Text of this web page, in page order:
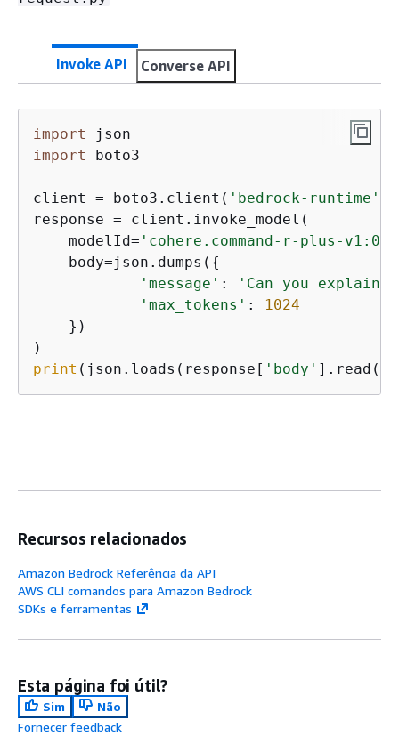
Invoke API Converse API
import
import
boto3
client = boto3.client( 'bedrock-runtime'
response = client.invoke_model(
    modelId=
'cohere.command-r-plus-v1:0'
    body=json.dumps(
{
'message' :
'Can you explain
'max_tokens' :
1024
    })
print (json.loads(response[ 'body'
Recursos relacionados
Amazon Bedrock Referência da API
AWS CLI comandos para Amazon Bedrock
SDKs e ferramentas
Esta página foi útil?
Sim
Não
Fornecer feedback